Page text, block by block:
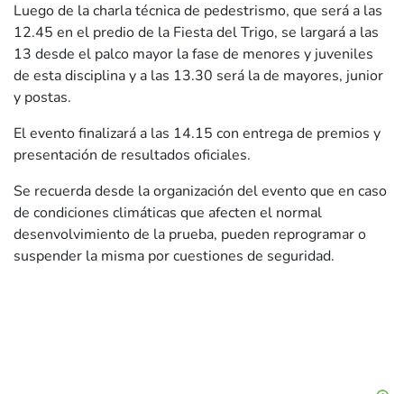
Luego de la charla técnica de pedestrismo, que será a las
12.45 en el predio de la Fiesta del Trigo, se largará a las
13 desde el palco mayor la fase de menores y juveniles
de esta disciplina y a las 13.30 será la de mayores, junior
y postas.
El evento finalizará a las 14.15 con entrega de premios y
presentación de resultados oficiales.
Se recuerda desde la organización del evento que en caso
de condiciones climáticas que afecten el normal
desenvolvimiento de la prueba, pueden reprogramar o
suspender la misma por cuestiones de seguridad.